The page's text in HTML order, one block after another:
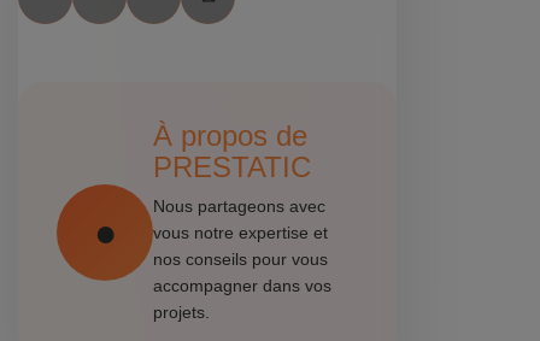
À propos de
PRESTATIC
Nous partageons avec
vous notre expertise et
nos conseils pour vous
accompagner dans vos
projets.